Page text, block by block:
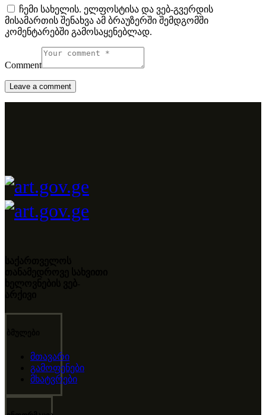
ჩემი სახელის. ელფოსტისა და ვებ-გვერდის
მისამართის შენახვა ამ ბრაუზერში შემდგომში
კომენტარებში გამოსაყენებლად.
Comment
მთავარი
გამოფენები
მხატვრები